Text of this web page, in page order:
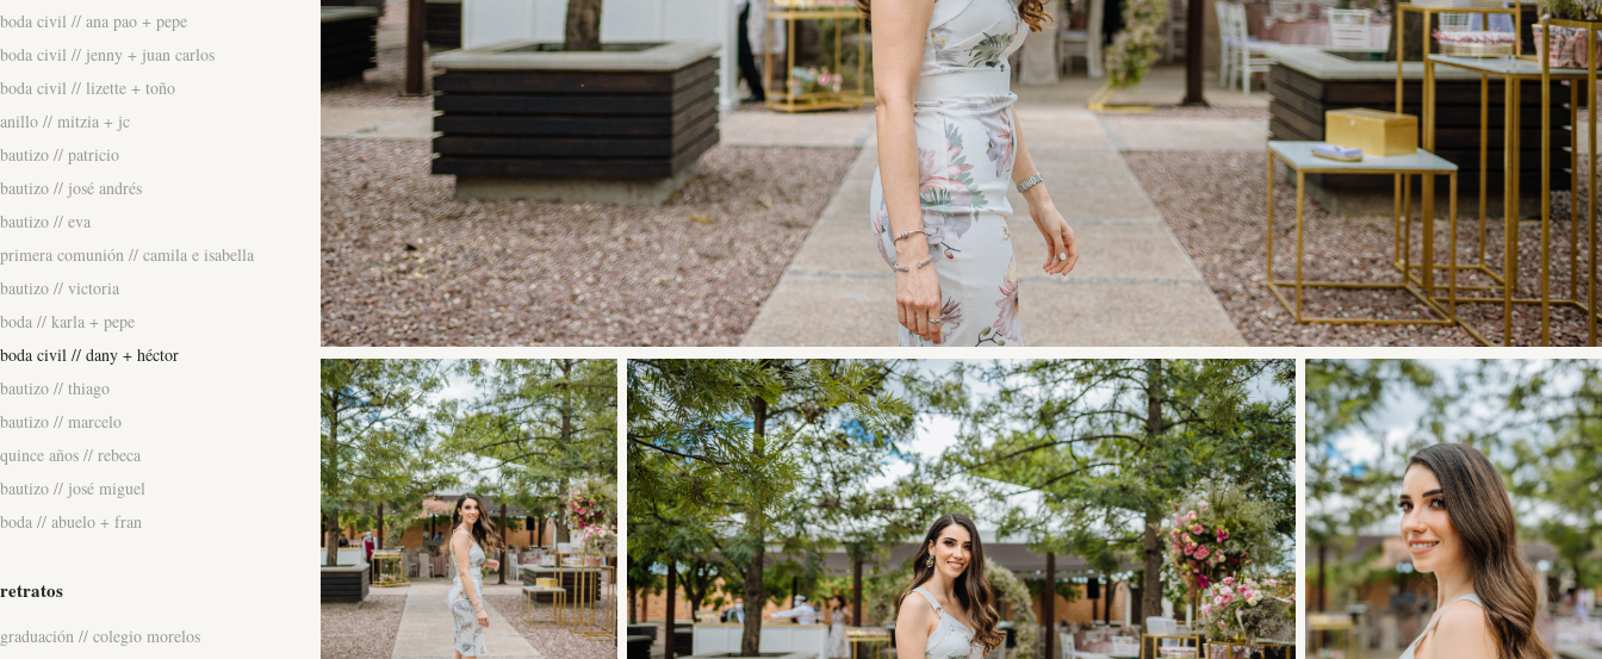
boda civil // ana pao + pepe
boda civil // jenny + juan carlos
boda civil // lizette + toño
anillo // mitzia + jc
bautizo // patricio
bautizo // josé andrés
bautizo // eva
primera comunión // camila e isabella
bautizo // victoria
boda // karla + pepe
boda civil // dany + héctor
bautizo // thiago
bautizo // marcelo
quince años // rebeca
bautizo // josé miguel
boda // abuelo + fran
retratos
graduación // colegio morelos